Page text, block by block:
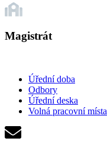
Magistrát
Úřední doba
Odbory
Úřední deska
Volná pracovní místa